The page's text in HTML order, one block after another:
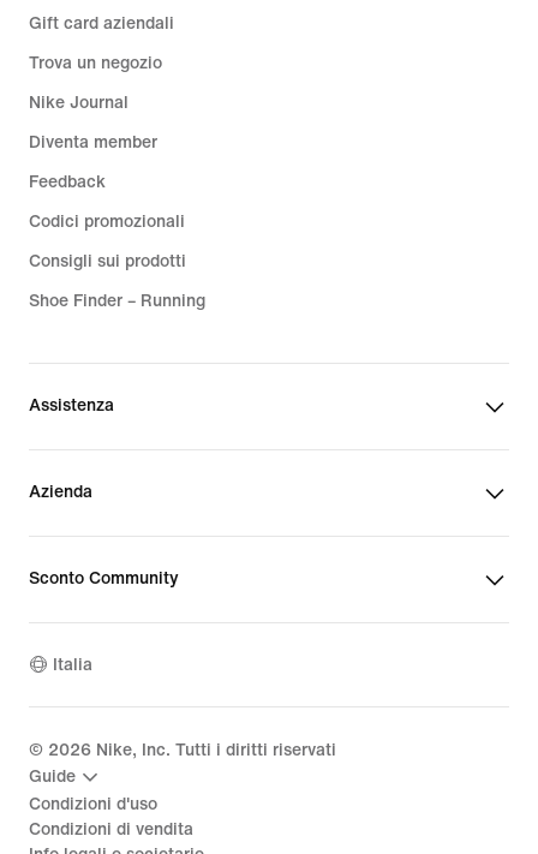
Gift card aziendali
Trova un negozio
Nike Journal
Diventa member
Feedback
Codici promozionali
Consigli sui prodotti
Shoe Finder – Running
Assistenza
Azienda
Sconto Community
Italia
© 2026 Nike, Inc. Tutti i diritti riservati
Guide
Condizioni d'uso
Condizioni di vendita